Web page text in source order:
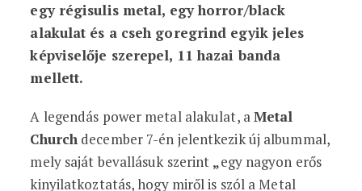
egy régisulis metal, egy horror/black
alakulat és a cseh goregrind egyik jeles
képviselője szerepel, 11 hazai banda
mellett.
A legendás power metal alakulat, aMetal
Church december 7-én jelentkezik új albummal,
mely saját bevallásuk szerint „egy nagyon erős
kinyilatkoztatás, hogy miről is szól a Metal